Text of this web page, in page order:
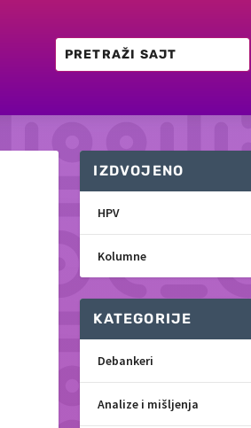
IZDVOJENO
HPV
Kolumne
KATEGORIJE
Debankeri
Analize i mišljenja